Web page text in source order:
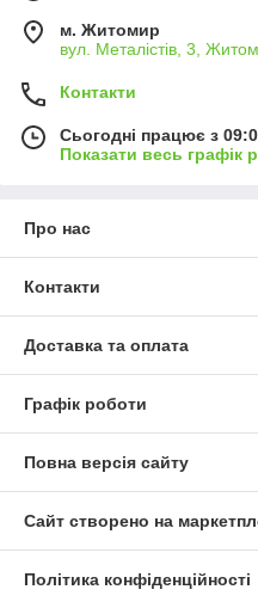
м. Житомир
вул. Металістів, 3,
Контакти
Сьогодні працює з
Показати весь графік
Про нас
Контакти
Доставка та оплата
Графік роботи
Повна версія сайту
Сайт створено на
Політика конфіденційності